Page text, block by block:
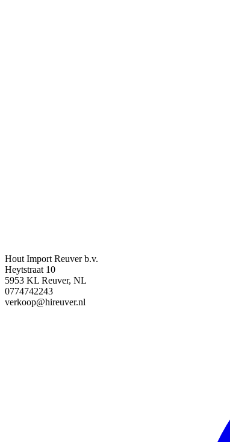
Hout Import Reuver b.v.
Heytstraat 10
5953 KL Reuver, NL
0774742243
verkoop@hireuver.nl